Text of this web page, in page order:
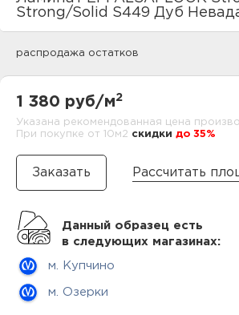
Strong/Solid S449 Дуб
распродажа остатков
1 380 руб/м2
Указана рекомендованная цена
При покупке от 10м2 cкидки до 35%
Рассчитать
Данный образец есть
в следующих магазинах:
м. Купчино
м. Озерки